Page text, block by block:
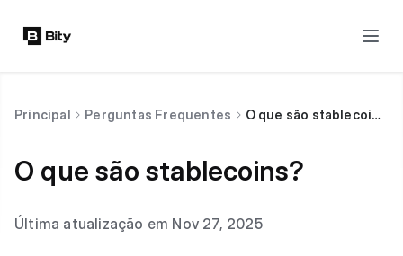
Principal Perguntas Frequentes O que são stablecoins?
O que são stablecoins?
Última atualização em Nov 27, 2025